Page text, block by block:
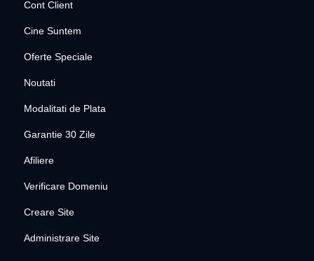
Cont Client
Cine Suntem
Oferte Speciale
Noutati
Modalitati de Plata
Garantie 30 Zile
Afiliere
Verificare Domeniu
Creare Site
Administrare Site